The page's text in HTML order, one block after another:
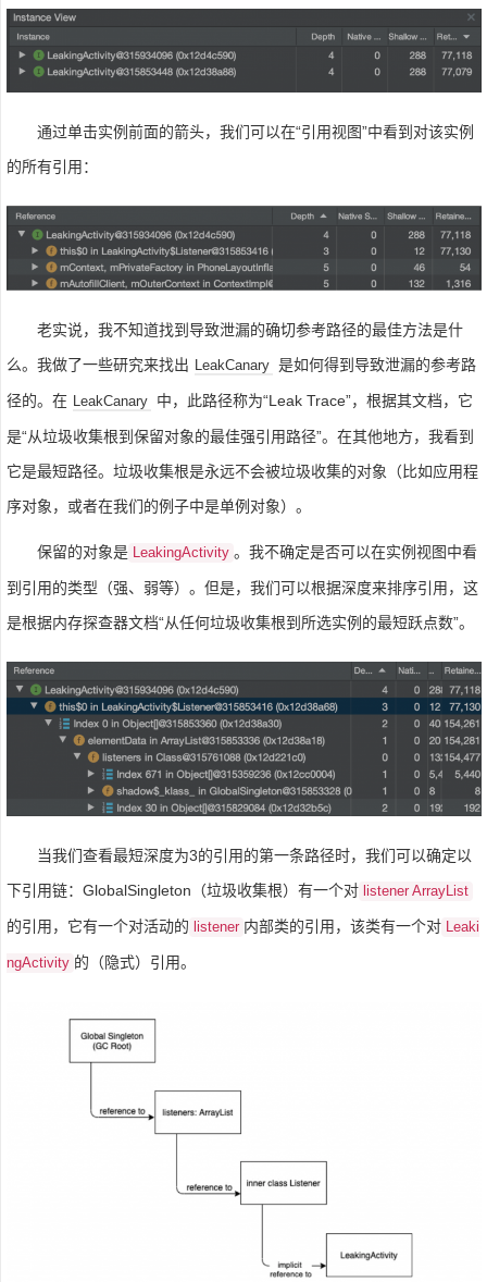
通过单击实例前面的箭头，我们可以在“引用视图”中看到对该实例
的所有引用：
老实说，我不知道找到导致泄漏的确切参考路径的最佳方法是什
么。我做了一些研究来找出 LeakCanary 是如何得到导致泄漏的参考路
径的。在 LeakCanary 中，此路径称为“Leak Trace”，根据其文档，它
是“从垃圾收集根到保留对象的最佳强引用路径”。在其他地方，我看到
它是最短路径。垃圾收集根是永远不会被垃圾收集的对象（比如应用程
序对象，或者在我们的例子中是单例对象）。
保留的对象是 LeakingActivity 。我不确定是否可以在实例视图中看
到引用的类型（强、弱等）。但是，我们可以根据深度来排序引用，这
是根据内存探查器文档“从任何垃圾收集根到所选实例的最短跃点数”。
当我们查看最短深度为3的引用的第一条路径时，我们可以确定以
下引用链：GlobalSingleton（垃圾收集根）有一个对 listener ArrayList
的引用，它有一个对活动的 listener 内部类的引用，该类有一个对 Leaki
ngActivity 的（隐式）引用。